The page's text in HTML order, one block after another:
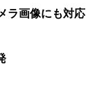
ラ画像にも対応